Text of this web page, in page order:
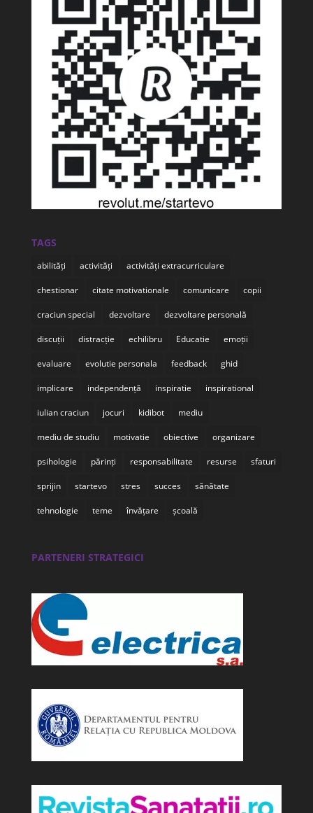
TAGS
abilități activități activități extracurriculare
chestionar citate motivationale comunicare copii
craciun special dezvoltare dezvoltare personală
discuții distracție echilibru Educatie emoții
evaluare evolutie personala feedback ghid
implicare independență inspiratie inspirational
iulian craciun jocuri kidibot mediu
mediu de studiu motivatie obiective organizare
psihologie părinți responsabilitate resurse sfaturi
sprijin startevo stres succes sănătate
tehnologie teme învățare școală
PARTENERI STRATEGICI